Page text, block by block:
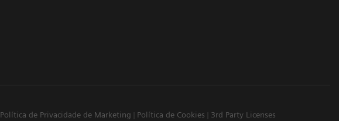
Política de Privacidade de Marketing Política de Cookies 3rd Party Licenses